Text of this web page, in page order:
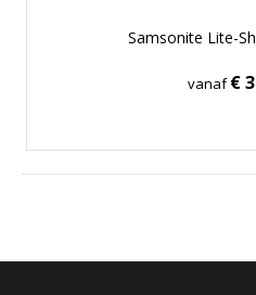
Samsonite Lite-
vanaf€